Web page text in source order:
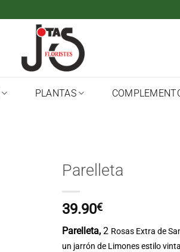
PLANTAS
Parelleta
39.90€
Parelleta, 2 Rosas Extra de
un jarrón de Limones estilo